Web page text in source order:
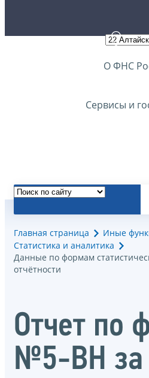
О ФНС
Сервисы и
Главная страница
Иные
Статистика и аналитика
Данные по формам
отчётности
Oтчет по
№5-ВН за